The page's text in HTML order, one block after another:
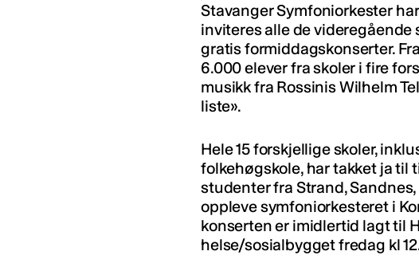
Stavanger Symfoniorkester
inviteres alle de videregående
gratis formiddagskonserter.
6.000 elever fra skoler i fire
musikk fra Rossinis Wilhelm
liste».
Hele 15 forskjellige skoler,
folkehøgskole, har takket ja til
studenter fra Strand,
oppleve symfoniorkesteret i
konserten er imidlertid lagt til
helse/sosialbygget fredag kl